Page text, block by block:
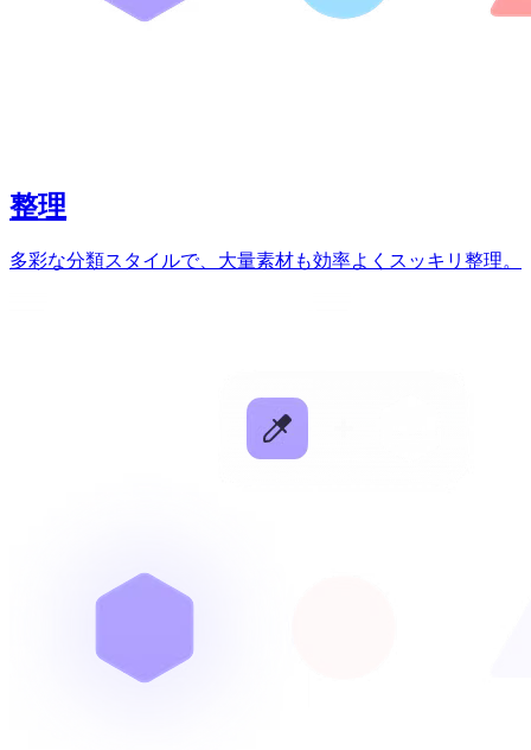
整理
多彩な分類スタイルで、大量素材も効率よくスッキリ整理。